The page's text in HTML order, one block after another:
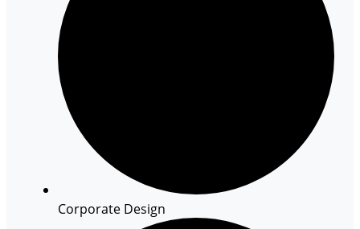
Corporate Design